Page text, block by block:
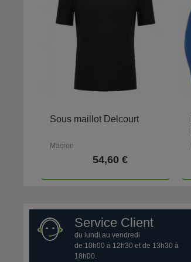
Sous maillot Delcourt
Macron
54,60 €
Service Client
du lundi au vendredi
de 10h00 à 12h30 et de 13h30 à
18h00.